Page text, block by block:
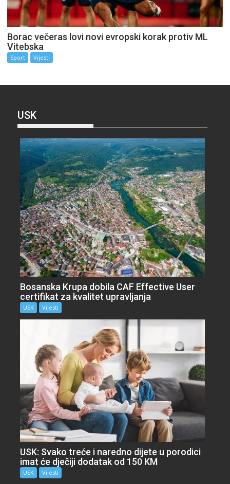
Borac večeras lovi novi evropski korak protiv ML
Vitebska
Sport Vijesti
USK
Bosanska Krupa dobila CAF Effective User
certifikat za kvalitet upravljanja
USK Vijesti
USK: Svako treće i naredno dijete u porodici
imat će dječiji dodatak od 150 KM
USK Vijesti